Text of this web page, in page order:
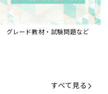
グレード教材・試験問題など
すべて見る